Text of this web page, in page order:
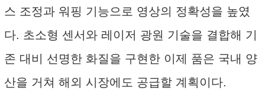
스 조정과 워핑 기능으로 영상의 정확성을 높였
다. 초소형 센서와 레이저 광원 기술을 결합해 기
존 대비 선명한 화질을 구현한 이제 품은 국내 양
산을 거쳐 해외 시장에도 공급할 계획이다.